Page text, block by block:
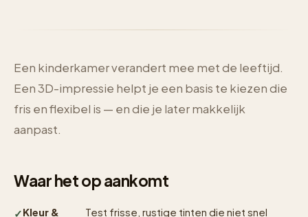
Een kinderkamer verandert mee met de leeftijd.
Een 3D-impressie helpt je een basis te kiezen die
fris en flexibel is — en die je later makkelijk
aanpast.
Waar het op aankomt
Kleur &
Test frisse, rustige tinten die niet snel